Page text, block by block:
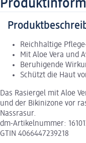
Reichhaltige
Mit Aloe Vera und
Beruhigende
Schützt die Haut
Das Rasiergel mit Aloe
und der Bikinizone vor
Nassrasur.
dm-Artikelnummer:
GTIN 4066447239218